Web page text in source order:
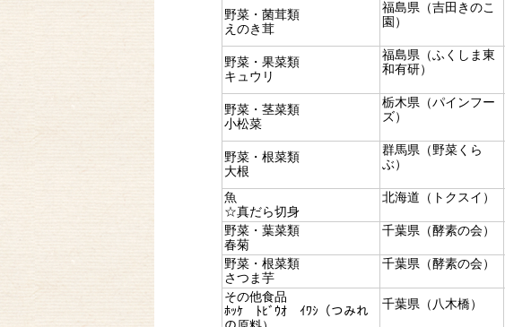
野菜・菌茸類
えのき茸
福島県（吉田きのこ
園）
野菜・果菜類
キュウリ
福島県（ふくしま東
和有研）
野菜・茎菜類
小松菜
栃木県（パインフー
ズ）
野菜・根菜類
大根
群馬県（野菜くら
ぶ）
魚
☆真だら切身
北海道（トクスイ）
野菜・葉菜類
春菊
千葉県（酵素の会）
野菜・根菜類
さつま芋
千葉県（酵素の会）
その他食品
ﾎｯｹ ﾄﾋﾞｳｵ ｲﾜｼ（つみれ
千葉県（八木橋）